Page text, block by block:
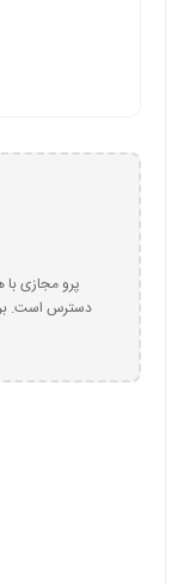
پرو مجازی
دسترس است.